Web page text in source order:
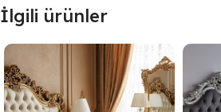
İlgili ürünler